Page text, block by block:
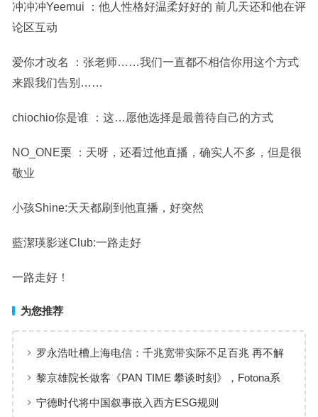
冲冲冲Yeemui ：他人性格好温柔好好的 前几天还和他在评
论区互动
爱你才改名 ：张老师……我们一直都不相信你用这个方式
来跟我们告别……
chiochio你是谁 ：这…愿他选择是最善待自己的方式
NO_ONE栗 ：天呀，还看过他直播，确实人不多，但是很
敬业
小孩Shine:天天都刷到他直播，好突然
藍潔瑛影迷Club:一路走好
一路走好！
为您推荐
罗永浩吐槽上海电信：千兆宽带实际不足百兆 再不解
决要发疯
黎京雄院长做客《PAN TIME 攀谈时刻》，Fotona系
列是强者的游戏
宁德时代将中国叙事嵌入西方ESG规则